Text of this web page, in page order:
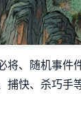
将、随机事件
捕快、杀巧手